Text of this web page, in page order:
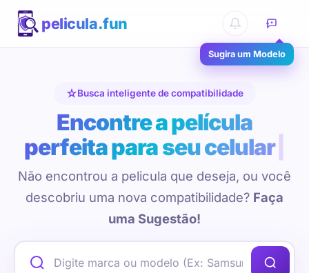
pelicula.fun
Sugira um Modelo
Busca inteligente de compatibilidade
Encontre a película
perfeita para seu celular
Não encontrou a pelicula que deseja, ou você
descobriu uma nova compatibilidade? Faça
uma Sugestão!